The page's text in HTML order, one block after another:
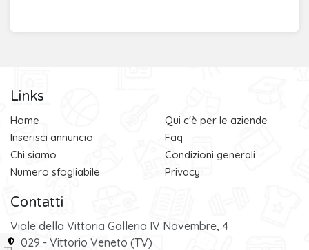
Links
Home
Inserisci annuncio
Chi siamo
Numero sfogliabile
Qui c'è per le aziende
Faq
Condizioni generali
Privacy
Contatti
Viale della Vittoria Galleria IV Novembre, 4
31029 - Vittorio Veneto (TV)